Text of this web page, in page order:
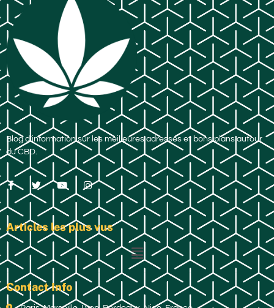
Blog d’information sur les meilleures adresses et bons plans autour
du CBD.
Articles les plus vus
Contact Info